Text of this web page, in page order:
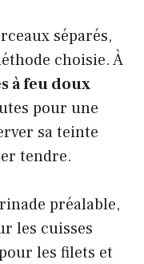
séparés,
choisie. À
à feu doux
pour une
sa teinte
tendre.
préalable,
les cuisses
les filets et